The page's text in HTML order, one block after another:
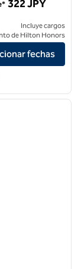
Railway Station
322 JPY
Incluye cargos
de Hilton Honors
fechas